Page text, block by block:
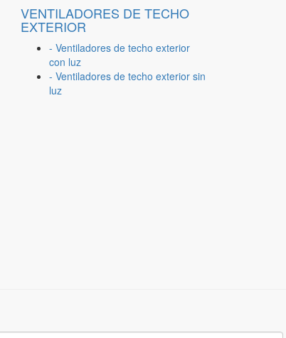
VENTILADORES DE TECHO
EXTERIOR
- Ventiladores de techo exterior
con luz
- Ventiladores de techo exterior sin
luz